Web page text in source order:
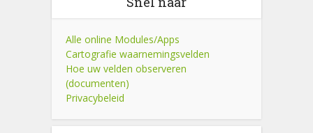
Alle online Modules/Apps
Cartografie waarnemingsvelden
Hoe uw velden observeren
(documenten)
Privacybeleid